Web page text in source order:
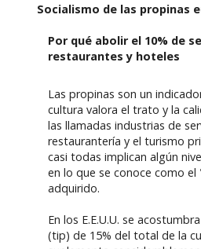
Socialismo de las propinas
Por qué abolir el 10% de
restaurantes y hoteles
Las propinas son un
cultura valora el trato y la
las llamadas industrias de
restaurantería y el turismo
casi todas implican algún
en lo que se conoce como el
adquirido.
En los E.E.U.U. se
(tip) de 15% del total de la